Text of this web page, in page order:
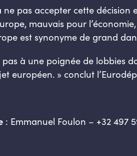
pas accepter cette décision
mauvais pour
est synonyme de grand
à une poignée de lobbies
européen. » conclut
: Emmanuel Foulon – +32 497